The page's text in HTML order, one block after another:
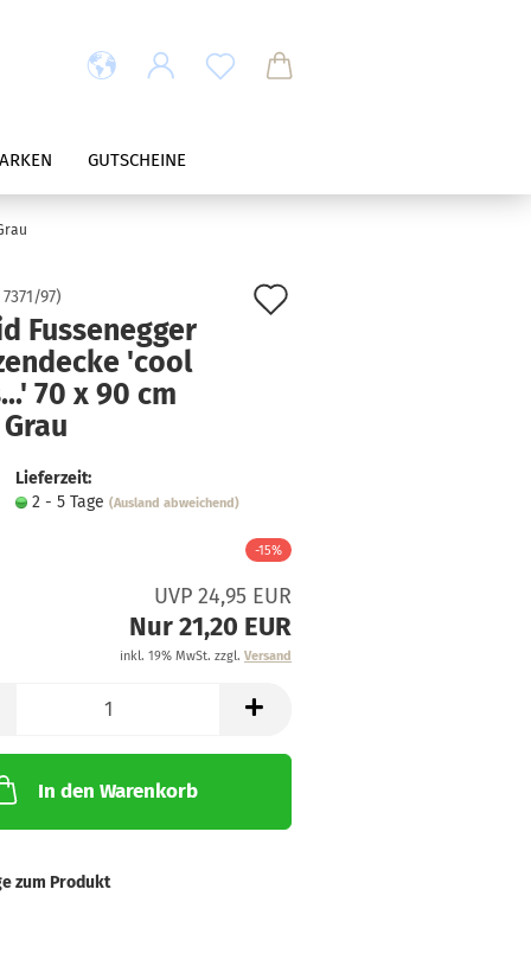
GUTSCHEINE
7371/97)
Fussenegger
'cool
70 x 90 cm
Lieferzeit:
2 - 5 Tage (Ausland abweichend)
-15%
UVP 24,95 EUR
Nur 21,20 EUR
inkl. 19% MwSt. zzgl. Versand
In den Warenkorb
zum Produkt